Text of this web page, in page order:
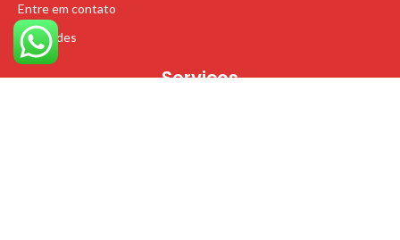
Entre em contato
Novidades
Serviços